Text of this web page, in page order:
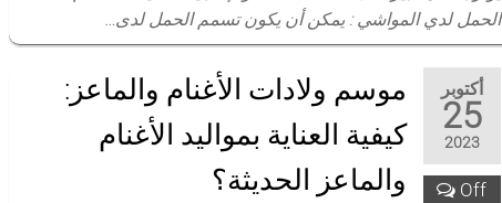
الحمل لدي المواشي : يمكن أن يكون تسمم الحمل لدى…
أكتوبر
25
2023
Off
موسم ولادات الأغنام والماعز:
كيفية العناية بمواليد الأغنام
والماعز الحديثة؟